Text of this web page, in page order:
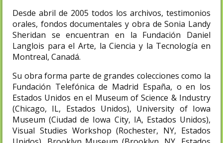
Desde abril de 2005 todos los archivos, testimonios
orales, fondos documentales y obra de Sonia Landy
Sheridan se encuentran en la Fundación Daniel
Langlois para el Arte, la Ciencia y la Tecnología en
Montreal, Canadá.​
Su obra forma parte de grandes colecciones como la
Fundación Telefónica de Madrid España, o en los
Estados Unidos en el Museum of Science & Industry
(Chicago, IL, Estados Unidos), University of Iowa
Museum (Ciudad de Iowa City, IA, Estados Unidos),
Visual Studies Workshop (Rochester, NY, Estados